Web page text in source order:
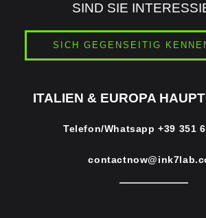
SIND SIE
SICH GEGENSEITIG
ITALIEN & EUROPA
Telefon/Whatsapp+39 351